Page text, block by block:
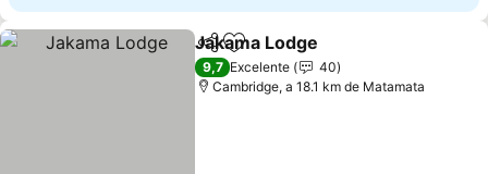
PartilharAdicionar aos favoritos
Jakama Lodge
9,7 Excelente
40
Cambridge, a 18.1 km de Matamata